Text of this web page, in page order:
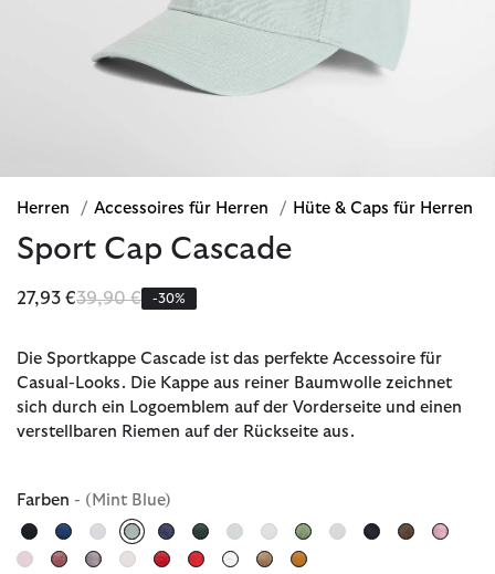
Herren / Accessoires für Herren / Hüte & Caps für Herren
Sport Cap Cascade
27,93 €Reduziert von
39,90 €bis-30%
Die Sportkappe Cascade ist das perfekte Accessoire für
Casual-Looks. Die Kappe aus reiner Baumwolle zeichnet
sich durch ein Logoemblem auf der Vorderseite und einen
verstellbaren Riemen auf der Rückseite aus.
Farben - (Mint Blue)
ausgewählt